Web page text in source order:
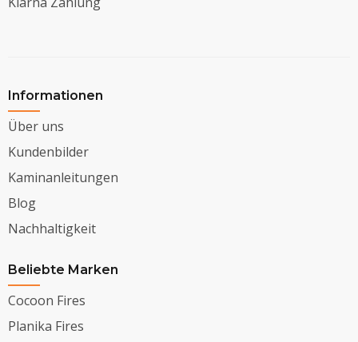
Informationen
Über uns
Kundenbilder
Kaminanleitungen
Blog
Nachhaltigkeit
Beliebte Marken
Cocoon Fires
Planika Fires